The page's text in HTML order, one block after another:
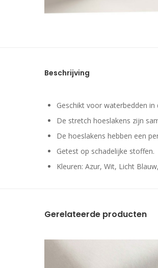
Beschrijving
Geschikt voor waterbedden
De stretch hoeslakens zijn
De hoeslakens hebben een
Getest op schadelijke stoffen.
Kleuren: Azur, Wit, Licht
Gerelateerde producten